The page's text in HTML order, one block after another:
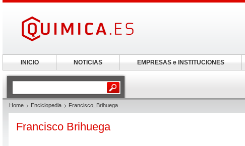
Home Enciclopedia Francisco_Brihuega
Francisco Brihuega
INICIO NOTICIAS EMPRESAS e INSTITUCIONES